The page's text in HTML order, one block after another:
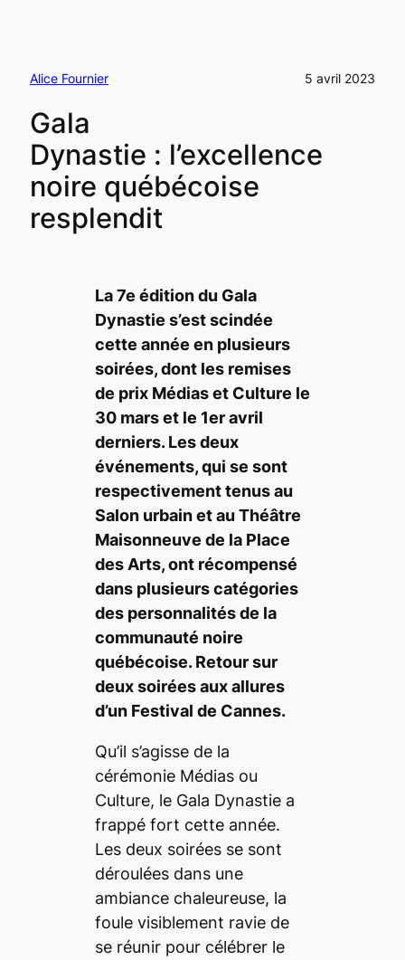
Alice Fournier 5 avril 2023
Gala
Dynastie : l’excellence
noire québécoise
resplendit
La 7e édition du Gala
Dynastie s’est scindée
cette année en plusieurs
soirées, dont les remises
de prix Médias et Culture le
30 mars et le 1er avril
derniers. Les deux
événements, qui se sont
respectivement tenus au
Salon urbain et au Théâtre
Maisonneuve de la Place
des Arts, ont récompensé
dans plusieurs catégories
des personnalités de la
communauté noire
québécoise. Retour sur
deux soirées aux allures
d’un Festival de Cannes.
Qu’il s’agisse de la
cérémonie Médias ou
Culture, le Gala Dynastie a
frappé fort cette année.
Les deux soirées se sont
déroulées dans une
ambiance chaleureuse, la
foule visiblement ravie de
se réunir pour célébrer le